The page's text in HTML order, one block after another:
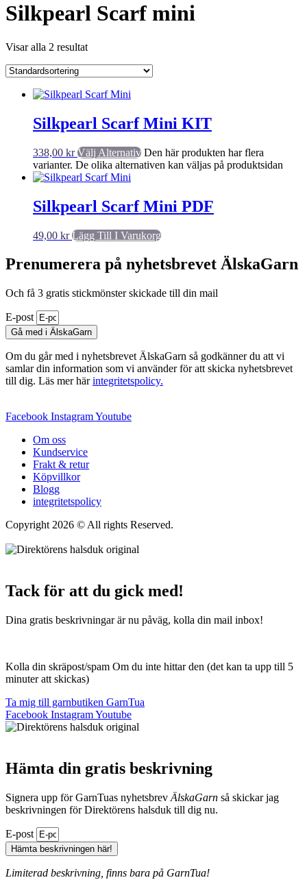
Silkpearl Scarf mini
Visar alla 2 resultat
Silkpearl Scarf Mini KIT
338,00 kr Välj Alternativ Den här produkten har flera
varianter. De olika alternativen kan väljas på produktsidan
Silkpearl Scarf Mini PDF
49,00 kr Lägg Till I Varukorg
Prenumerera på nyhetsbrevet ÄlskaGarn
Och få 3 gratis stickmönster skickade till din mail
E-post
Gå med i ÄlskaGarn
Om du går med i nyhetsbrevet ÄlskaGarn så godkänner du att vi
samlar din information som vi använder för att skicka nyhetsbrevet
till dig. Läs mer härintegritetspolicy.
Facebook InstagramYoutube
Om oss
Kundservice
Frakt & retur
Köpvillkor
Blogg
integritetspolicy
Copyright 2026 © All rights Reserved.
Tack för att du gick med!
Dina gratis beskrivningar är nu påväg, kolla din mail inbox!
Kolla din skräpost/spam Om du inte hittar den (det kan ta upp till 5
minuter att skickas)
Ta mig till garnbutiken GarnTua
Facebook InstagramYoutube
Hämta din gratis beskrivning
Signera upp för GarnTuas nyhetsbrev ÄlskaGarn så skickar jag
beskrivningen för Direktörens halsduk till dig nu.
E-post
Hämta beskrivningen här!
Limiterad beskrivning, finns bara på GarnTua!